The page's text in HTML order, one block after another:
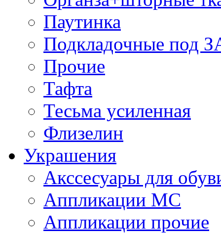
Паутинка
Подкладочные под
Прочие
Тафта
Тесьма усиленная
Флизелин
Украшения
Акссесуары для
Аппликации МС
Аппликации прочие